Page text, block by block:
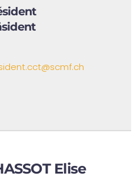
Elise